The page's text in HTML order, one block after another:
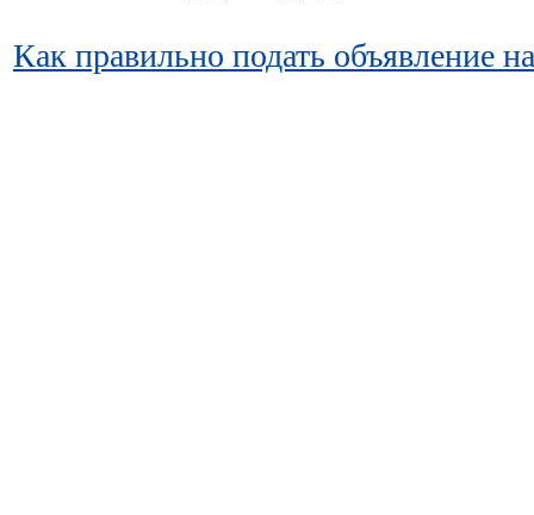
Как правильно подать объявление